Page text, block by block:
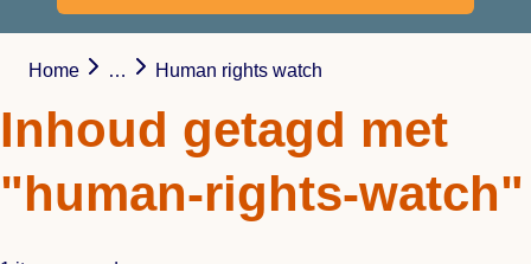
Home … Human rights watch
Inhoud getagd met
"human-rights-watch"